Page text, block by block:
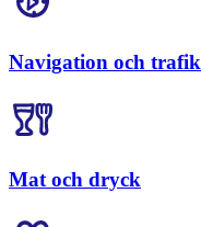
Navigation och trafik
Mat och dryck